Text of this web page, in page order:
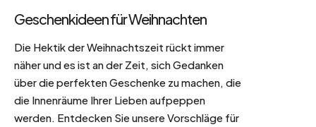
Geschenkideen für Weihnachten
Die Hektik der Weihnachtszeit rückt immer
näher und es ist an der Zeit, sich Gedanken
über die perfekten Geschenke zu machen, die
die Innenräume Ihrer Lieben aufpeppen
werden. Entdecken Sie unsere Vorschläge für